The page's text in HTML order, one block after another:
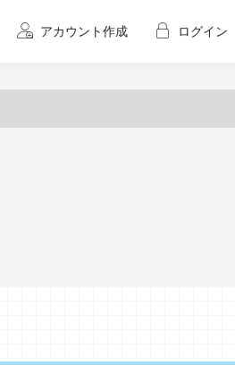
アカウント作成 ログイン